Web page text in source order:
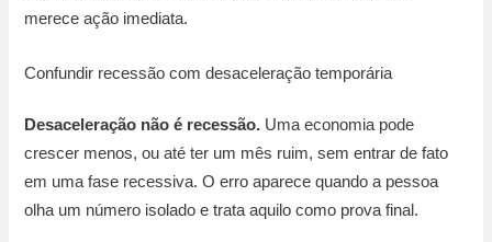
merece ação imediata.
Confundir recessão com desaceleração temporária
Desaceleração não é recessão. Uma economia pode
crescer menos, ou até ter um mês ruim, sem entrar de fato
em uma fase recessiva. O erro aparece quando a pessoa
olha um número isolado e trata aquilo como prova final.